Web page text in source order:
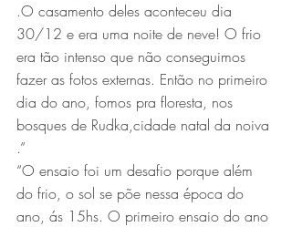
.O casamento deles aconteceu dia
30/12 e era uma noite de neve! O frio
era tão intenso que não conseguimos
fazer as fotos externas. Então no primeiro
dia do ano, fomos pra floresta, nos
bosques de Rudka,cidade natal da noiva
.”
“O ensaio foi um desafio porque além
do frio, o sol se põe nessa época do
ano, ás 15hs. O primeiro ensaio do ano